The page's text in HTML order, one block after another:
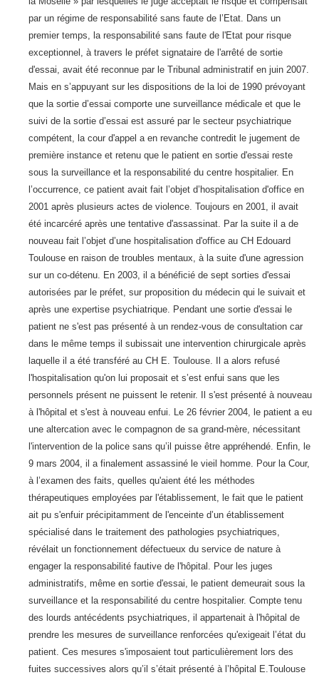
par un régime de responsabilité sans faute de l’Etat. Dans un
premier temps, la responsabilité sans faute de l'Etat pour risque
exceptionnel, à travers le préfet signataire de l'arrêté de sortie
d'essai, avait été reconnue par le Tribunal administratif en juin 2007.
Mais en s’appuyant sur les dispositions de la loi de 1990 prévoyant
que la sortie d’essai comporte une surveillance médicale et que le
suivi de la sortie d’essai est assuré par le secteur psychiatrique
compétent, la cour d'appel a en revanche contredit le jugement de
première instance et retenu que le patient en sortie d'essai reste
sous la surveillance et la responsabilité du centre hospitalier. En
l’occurrence, ce patient avait fait l’objet d’hospitalisation d'office en
2001 après plusieurs actes de violence. Toujours en 2001, il avait
été incarcéré après une tentative d'assassinat. Par la suite il a de
nouveau fait l’objet d’une hospitalisation d'office au CH Edouard
Toulouse en raison de troubles mentaux, à la suite d'une agression
sur un co-détenu. En 2003, il a bénéficié de sept sorties d'essai
autorisées par le préfet, sur proposition du médecin qui le suivait et
après une expertise psychiatrique. Pendant une sortie d'essai le
patient ne s'est pas présenté à un rendez-vous de consultation car
dans le même temps il subissait une intervention chirurgicale après
laquelle il a été transféré au CH E. Toulouse. Il a alors refusé
l'hospitalisation qu'on lui proposait et s’est enfui sans que les
personnels présent ne puissent le retenir. Il s'est présenté à nouveau
à l'hôpital et s'est à nouveau enfui. Le 26 février 2004, le patient a eu
une altercation avec le compagnon de sa grand-mère, nécessitant
l'intervention de la police sans qu’il puisse être appréhendé. Enfin, le
9 mars 2004, il a finalement assassiné le vieil homme. Pour la Cour,
à l’examen des faits, quelles qu'aient été les méthodes
thérapeutiques employées par l'établissement, le fait que le patient
ait pu s'enfuir précipitamment de l'enceinte d’un établissement
spécialisé dans le traitement des pathologies psychiatriques,
révélait un fonctionnement défectueux du service de nature à
engager la responsabilité fautive de l'hôpital. Pour les juges
administratifs, même en sortie d'essai, le patient demeurait sous la
surveillance et la responsabilité du centre hospitalier. Compte tenu
des lourds antécédents psychiatriques, il appartenait à l'hôpital de
prendre les mesures de surveillance renforcées qu'exigeait l’état du
patient. Ces mesures s'imposaient tout particulièrement lors des
fuites successives alors qu’il s’était présenté à l’hôpital E.Toulouse